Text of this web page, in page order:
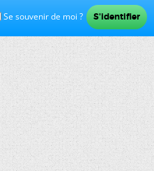
Se souvenir de moi ?